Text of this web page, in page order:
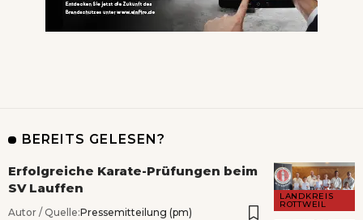
BEREITS GELESEN?
LANDKREIS
ROTTWEIL
Erfolgreiche Karate-Prüfungen beim
SV Lauffen
Autor / Quelle:Pressemitteilung (pm)